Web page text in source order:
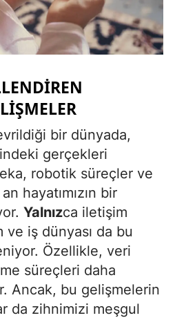
Van
Yozgat
Aksaray
Karaman
Kırıkkale
Batman
Şırnak
Bartın
Ardahan
bir dünyada,
gerçekleri
robotik süreçler ve
hayatımızın bir
Yalnızca iletişim
ve iş dünyası da bu
Özellikle, veri
süreçleri daha
Ancak, bu gelişmelerin
da zihnimizi meşgul